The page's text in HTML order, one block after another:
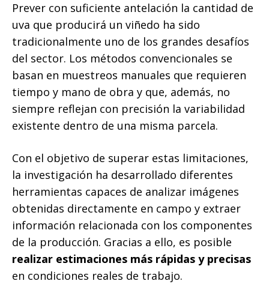
Prever con suficiente antelación la cantidad de
uva que producirá un viñedo ha sido
tradicionalmente uno de los grandes desafíos
del sector. Los métodos convencionales se
basan en muestreos manuales que requieren
tiempo y mano de obra y que, además, no
siempre reflejan con precisión la variabilidad
existente dentro de una misma parcela.
Con el objetivo de superar estas limitaciones,
la investigación ha desarrollado diferentes
herramientas capaces de analizar imágenes
obtenidas directamente en campo y extraer
información relacionada con los componentes
de la producción. Gracias a ello, es posible
realizar estimaciones más rápidas y precisas
en condiciones reales de trabajo.